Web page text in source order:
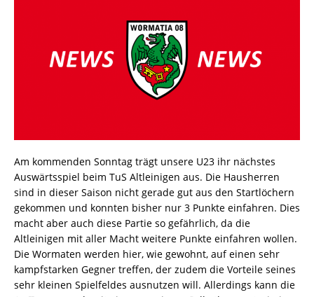
Am kommenden Sonntag trägt unsere U23 ihr nächstes
Auswärtsspiel beim TuS Altleinigen aus. Die Hausherren
sind in dieser Saison nicht gerade gut aus den Startlöchern
gekommen und konnten bisher nur 3 Punkte einfahren. Dies
macht aber auch diese Partie so gefährlich, da die
Altleinigen mit aller Macht weitere Punkte einfahren wollen.
Die Wormaten werden hier, wie gewohnt, auf einen sehr
kampfstarken Gegner treffen, der zudem die Vorteile seines
sehr kleinen Spielfeldes ausnutzen will. Allerdings kann die